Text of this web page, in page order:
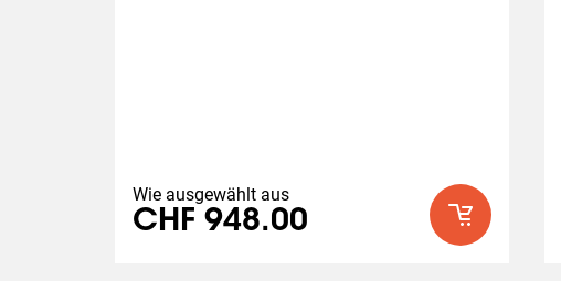
Wie ausgewählt aus
CHF 948.00